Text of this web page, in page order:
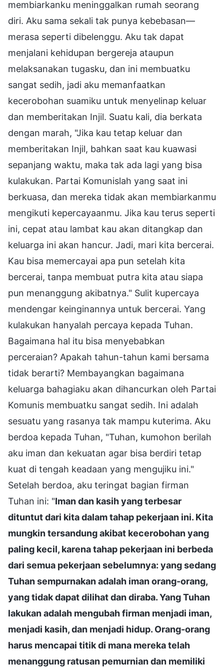
membiarkanku meninggalkan rumah seorang
diri. Aku sama sekali tak punya kebebasan—
merasa seperti dibelenggu. Aku tak dapat
menjalani kehidupan bergereja ataupun
melaksanakan tugasku, dan ini membuatku
sangat sedih, jadi aku memanfaatkan
kecerobohan suamiku untuk menyelinap keluar
dan memberitakan Injil. Suatu kali, dia berkata
dengan marah, "Jika kau tetap keluar dan
memberitakan Injil, bahkan saat kau kuawasi
sepanjang waktu, maka tak ada lagi yang bisa
kulakukan. Partai Komunislah yang saat ini
berkuasa, dan mereka tidak akan membiarkanmu
mengikuti kepercayaanmu. Jika kau terus seperti
ini, cepat atau lambat kau akan ditangkap dan
keluarga ini akan hancur. Jadi, mari kita bercerai.
Kau bisa memercayai apa pun setelah kita
bercerai, tanpa membuat putra kita atau siapa
pun menanggung akibatnya." Sulit kupercaya
mendengar keinginannya untuk bercerai. Yang
kulakukan hanyalah percaya kepada Tuhan.
Bagaimana hal itu bisa menyebabkan
perceraian? Apakah tahun-tahun kami bersama
tidak berarti? Membayangkan bagaimana
keluarga bahagiaku akan dihancurkan oleh Partai
Komunis membuatku sangat sedih. Ini adalah
sesuatu yang rasanya tak mampu kuterima. Aku
berdoa kepada Tuhan, "Tuhan, kumohon berilah
aku iman dan kekuatan agar bisa berdiri tetap
kuat di tengah keadaan yang mengujiku ini."
Setelah berdoa, aku teringat bagian firman
Tuhan ini: "Iman dan kasih yang terbesar
dituntut dari kita dalam tahap pekerjaan ini. Kita
mungkin tersandung akibat kecerobohan yang
paling kecil, karena tahap pekerjaan ini berbeda
dari semua pekerjaan sebelumnya: yang sedang
Tuhan sempurnakan adalah iman orang-orang,
yang tidak dapat dilihat dan diraba. Yang Tuhan
lakukan adalah mengubah firman menjadi iman,
menjadi kasih, dan menjadi hidup. Orang-orang
harus mencapai titik di mana mereka telah
menanggung ratusan pemurnian dan memiliki